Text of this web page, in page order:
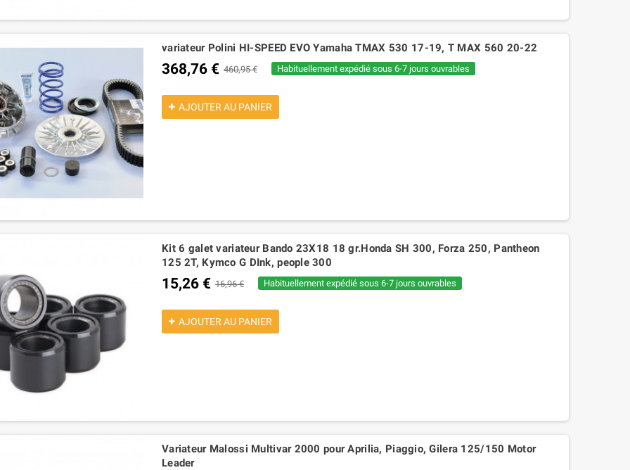
ECHAPPEMENT arrow 53544ANN
195,08 €
variateur Polini HI-SPEED EVO Yamaha TMAX 530 17-19, T MAX 560 20-22
368,76 € 460,95 € Habituellement expédié sous 6-7 jours ouvrables
AJOUTER AU PANIER
Kit 6 galet variateur Bando 23X18 18 gr.Honda SH 300, Forza 250, Pantheon
125 2T, Kymco G DInk, people 300
15,26 € 16,96 € Habituellement expédié sous 6-7 jours ouvrables
AJOUTER AU PANIER
Variateur Malossi Multivar 2000 pour Aprilia, Piaggio, Gilera 125/150 Motor
Leader